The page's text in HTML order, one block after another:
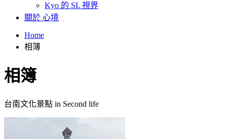
Kyo 的 SL 視界
關於 心境
Home
相簿
相簿
台南文化景點 in Second life